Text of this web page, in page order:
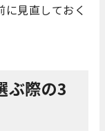
見直しておく
ぶ際の3